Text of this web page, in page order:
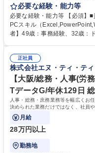
事務所内での事務業務等 ★異
【年収補足】532万円 ＋別途
実績） ＋管理業務主任者資格
人社計画研究所社のグループ
無/年休123日
必要な経験・能力等
必要な経験・能力等 【必須】
PCスキル（Excel,PowerPoint,Word） ■積極的に行動で
者】49歳：事務経験、32歳：ドラッグス
得出来ております！ 【魅力】■
を一律支給！ ■管理業務主任者資格取得後には50,000円/月の手当あり！
学歴・資格 学歴：大学院 大
一種運転免許普通自動車
正社員
株式会社エヌ・ティ・テ
【大阪/総務・人事(労
TデータG/年休129日
人事・総務・庶務業務等を幅広くお
決められた業務だけではなく、社員
て柔軟に対応いただくことを期待しま
月給
28万円以上
勤務地